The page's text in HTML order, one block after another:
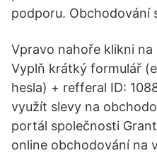
podporu. Obchodování
Vpravo nahoře klikni
Vyplň krátký formulář
hesla) + refferal ID:
využít slevy na
portál společnosti
online obchodování na